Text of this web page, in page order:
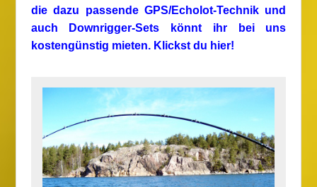
die dazu passende GPS/Echolot-Technik und
auch Downrigger-Sets könnt ihr bei uns
kostengünstig mieten. Klickst du hier!